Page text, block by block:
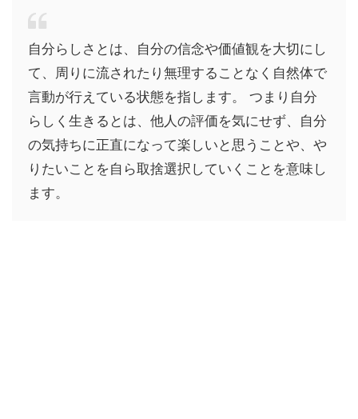
自分らしさとは、自分の信念や価値観を大切にし
て、周りに流されたり無理することなく自然体で
言動が行えている状態を指します。 つまり自分
らしく生きるとは、他人の評価を気にせず、自分
の気持ちに正直になって楽しいと思うことや、や
りたいことを自ら取捨選択していくことを意味し
ます。